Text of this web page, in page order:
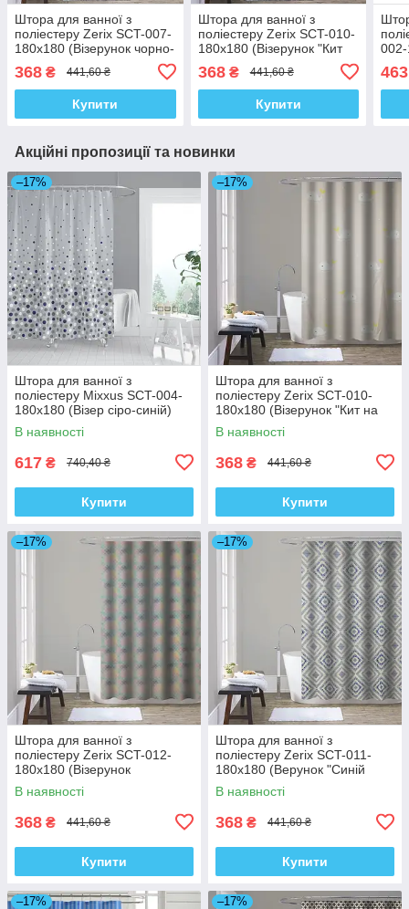
Штора для ванної з
поліестеру Zerix SCT-007-
180x180 (Візерунок чорно-
368 ₴ 441,60 ₴
Купити
Штора для ванної з
поліестеру Zerix SCT-010-
180x180 (Візерунок "Кит
(ZX4983)
368₴ 441,60 ₴
Купити
002-
463
Акційні пропозиції та новинки
–17%
Штора для ванної з
поліестеру Mixxus SCT-004-
180x180 (Візер сіро-синій)
(AC0652)
В наявності
617 ₴ 740,40 ₴
Купити
–17%
Штора для ванної з
поліестеру Zerix SCT-010-
180x180 (Візерунок "Кит на
бежевому тлі") (ZX4983)
В наявності
368 ₴ 441,60 ₴
Купити
–17%
Штора для ванної з
поліестеру Zerix SCT-012-
180x180 (Візерунок
"Райдуга") (ZX4981)
В наявності
368 ₴ 441,60 ₴
Купити
–17%
Штора для ванної з
поліестеру Zerix SCT-011-
180x180 (Верунок "Синій
ромб на сірому") (ZX4982)
В наявності
368 ₴ 441,60 ₴
Купити
–17% –17%